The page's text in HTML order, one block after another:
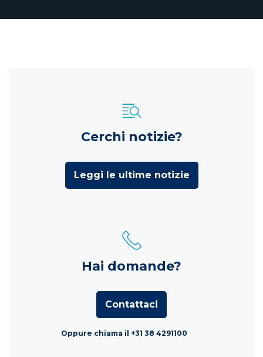
Cerchi notizie?
Leggi le ultime notizie
Hai domande?
Contattaci
Oppure chiama il +31 38 4291100